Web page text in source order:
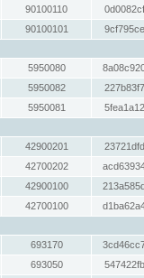
90100110
90100101
5950080
5950082
5950081
42900201
42700202
42900100
42700100
693170
693050